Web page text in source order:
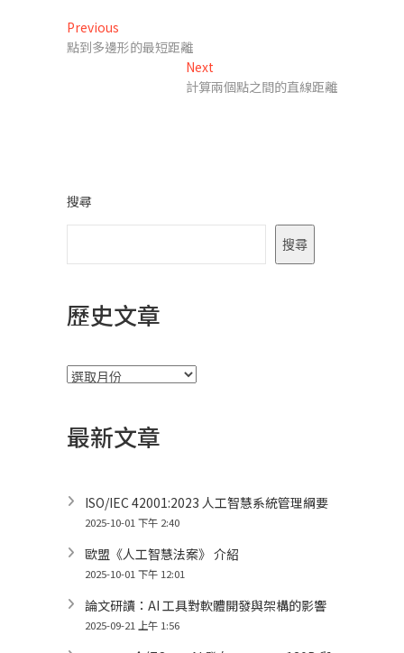
文
章
Previous
post:
點到多邊形的最短距離
Next
post:
計算兩個點之間的直線距離
搜尋
搜尋
歷史文章
彙
最新文章
ISO/IEC 42001:2023 人工智慧系統管理綱要
2025-10-01 下午 2:40
歐盟《人工智慧法案》 介紹
2025-10-01 下午 12:01
論文研讀：AI 工具對軟體開發與架構的影響
2025-09-21 上午 1:56